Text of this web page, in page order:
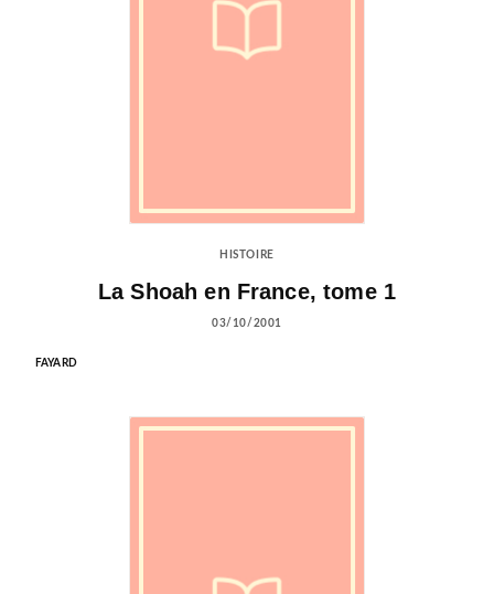
HISTOIRE
La Shoah en France, tome 1
03/10/2001
FAYARD